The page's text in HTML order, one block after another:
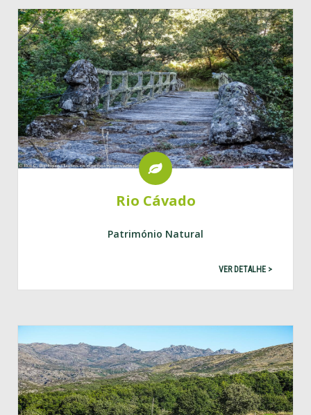
Rio Cávado
Património Natural
VER DETALHE >